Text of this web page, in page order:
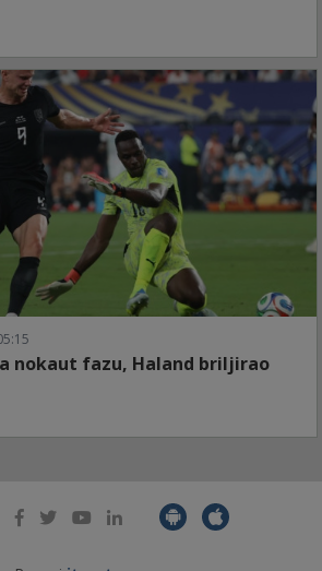
nokaut fazu, Haland briljirao